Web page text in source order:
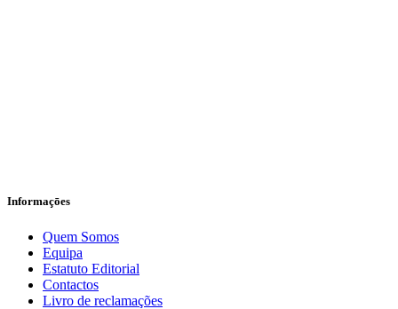
Informaçōes
Quem Somos
Equipa
Estatuto Editorial
Contactos
Livro de reclamações